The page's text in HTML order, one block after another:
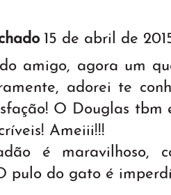
15 de abril de
amigo, agora um
adorei te
O Douglas tbm
Ameiii!!!
é maravilhoso,
pulo do gato é